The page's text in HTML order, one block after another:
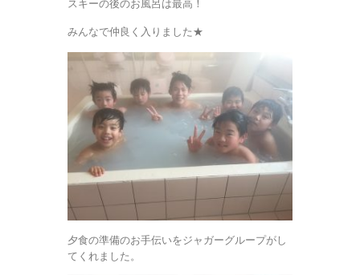
スキーの後のお風呂は最高！
みんなで仲良く入りました★
夕食の準備のお手伝いをジャガーグループがし
てくれました。